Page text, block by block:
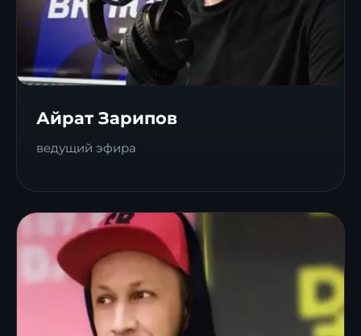
Айрат Зарипов
ведущий эфира